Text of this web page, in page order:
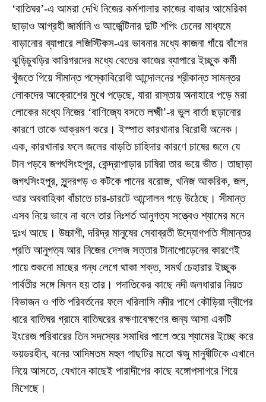
‘বাতিঘর’-এ আমরা দেখি নিজের কর্মশালার কাজের বাজার আমেরিকা
ছাড়াও আগ্রহী জার্মানি ও আর্জেন্টিনার দুটি শপিং চেনের মাধ্যমে
বাড়ানোর ব্যাপারে লজিস্টিকস-এর ভাবনার মধ্যে কাজনা গাঁয়ে বাঁশের
ঝুড়িচুবড়ির কারিগরদের মধ্যে বেতের কাজের ব্যাপারে ইচ্ছুক কর্মী
খুঁজতে গিয়ে সীমান্ত পস্কোবিরোধী আন্দোলনের শ্রীকান্ত সামন্তর
লোকদের আক্রোশের মুখে পড়েছে, যারা রাস্তায় অনাহারে পড়ে মরা
লোকের মধ্যে নিজের ‘বাণিজ্যে বসতে লক্ষ্মী’-র ভুল বার্তা ছড়ানোর
কারণে তাকে আক্রমণ করে। ইস্পাত কারখানার বিরোধী অনেক।
এক, কারখানার ফলে জলের বাড়তি চাহিদার কারণে চাষের জলে যে
টান পড়বে জগৎসিংহপুর, কেন্দ্রাপাড়ার চাষিরা তার ভয়ে ভীত। তাছাড়া
জগৎসিংহপুর, সুন্দরগড় ও কটকে পানের বরোজ, খনিজ আকরিক, জল,
আর অববাহিকা বাঁচাতে চার-চারটে আন্দোলন গড়ে উঠেছে। সীমান্ত
এসব নিয়ে ভাবে না বলে তার নিঃশর্ত আনুগত্য সত্ত্বেও শ্যামের মনে
দুঃখ আছে। উচ্চাশী, দরিদ্র মানুষের সেবাব্রতী উদ্যোগপতি সীমান্তর
প্রতি আনুগত্য আর নিজের দেশজ সত্তার টানাপোড়েনের কারণেই
গায়ে শুকনো মাছের গন্ধ লেগে থাকা শক্ত, সমর্থ চেহারার ইচ্ছুক
পার্বতীর সঙ্গে মিলন হয় তার। পদাতিকের কাছে নদী জলধারার নিয়ত
বিভাজন ও গতি পরিবর্তনের ফলে খরিলাসি নদীর পাশে কৌড়িয়া দ্বীপের
ধারে বাতিঘর গ্রামে বাতিঘরের রক্ষণাবেক্ষণের জন্য আসা একটি
ইংরেজ পরিবারের তিন সদস্যের সমাধির পাশে শুয়ে শ্যামের ইচ্ছে করে
ভয়ডরহীন, বনের আদিমতম মহুল গাছটির মতো ঋজু মানুষীটিকে এখানে
নিয়ে আসতে, যেখানে কাছেই পারাদীপের কাছে বঙ্গোপসাগরে গিয়ে
মিশেছে।